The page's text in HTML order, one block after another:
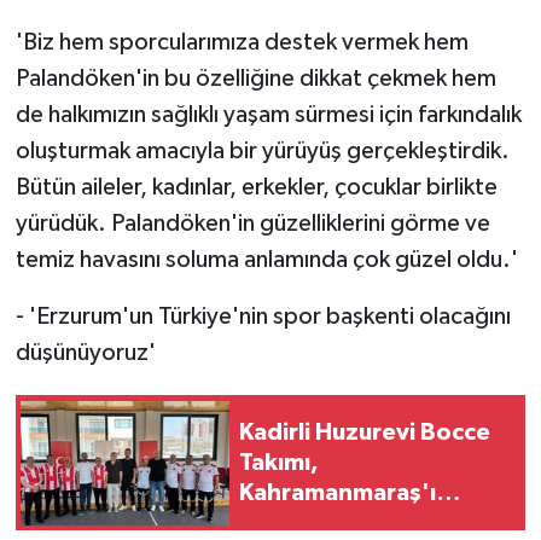
'Biz hem sporcularımıza destek vermek hem
Palandöken'in bu özelliğine dikkat çekmek hem
de halkımızın sağlıklı yaşam sürmesi için farkındalık
oluşturmak amacıyla bir yürüyüş gerçekleştirdik.
Bütün aileler, kadınlar, erkekler, çocuklar birlikte
yürüdük. Palandöken'in güzelliklerini görme ve
temiz havasını soluma anlamında çok güzel oldu.'
- 'Erzurum'un Türkiye'nin spor başkenti olacağını
düşünüyoruz'
Kadirli Huzurevi Bocce
Takımı,
Kahramanmaraş'ı